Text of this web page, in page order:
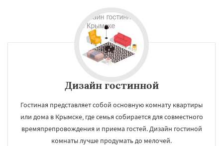
Дизайн гостинной
Гостиная представляет собой основную комнату квартиры
или дома в Крымске, где семья собирается для совместного
времяпрепровождения и приема гостей. Дизайн гостиной
комнаты лучше продумать до мелочей.